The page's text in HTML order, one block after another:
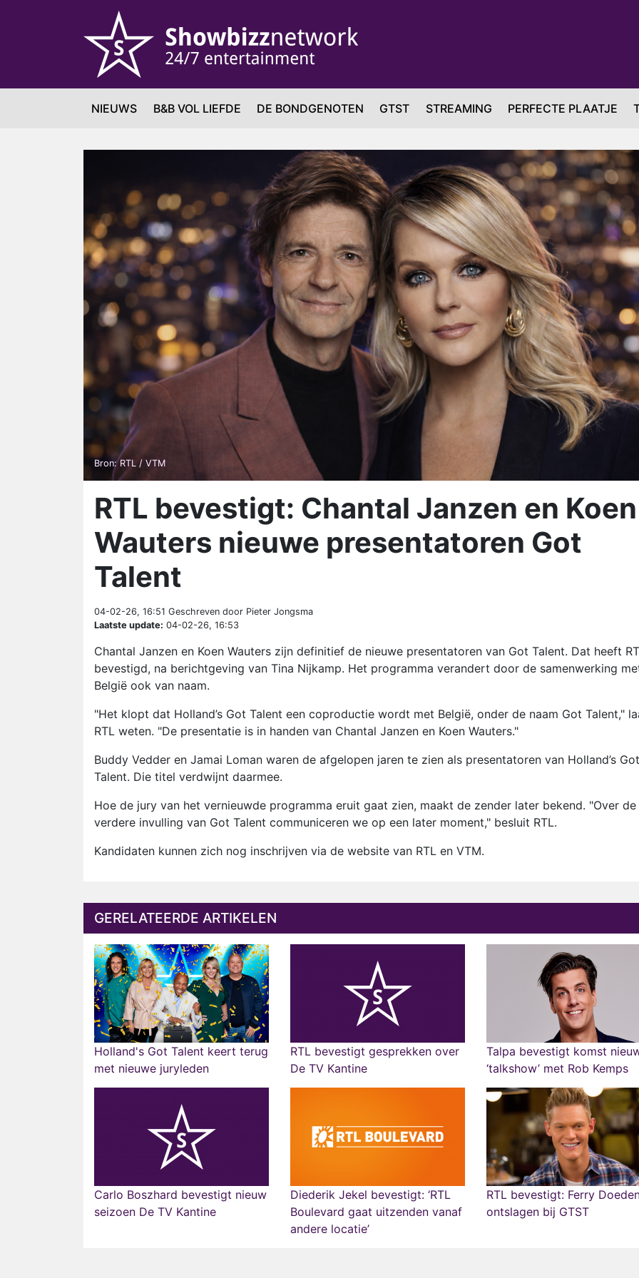
NIEUWS B&B VOL LIEFDE DE BONDGENOTEN GTST STREAMING PERFECTE PLAATJE
Bron: RTL / VTM
RTL bevestigt: Chantal Janzen en Koen
Wauters nieuwe presentatoren Got
Talent
04-02-26, 16:51 Geschreven door Pieter Jongsma
Laatste update: 04-02-26, 16:53
Chantal Janzen en Koen Wauters zijn definitief de nieuwe presentatoren van Got Talent. Dat heeft
bevestigd, na berichtgeving van Tina Nijkamp. Het programma verandert door de samenwerking
België ook van naam.
"Het klopt dat Holland’s Got Talent een coproductie wordt met België, onder de naam Got Talent,"
RTL weten. "De presentatie is in handen van Chantal Janzen en Koen Wauters."
Buddy Vedder en Jamai Loman waren de afgelopen jaren te zien als presentatoren van Holland’s Got
Talent. Die titel verdwijnt daarmee.
Hoe de jury van het vernieuwde programma eruit gaat zien, maakt de zender later bekend. "Over de
verdere invulling van Got Talent communiceren we op een later moment," besluit RTL.
Kandidaten kunnen zich nog inschrijven via de website van RTL en VTM.
GERELATEERDE ARTIKELEN
Holland's Got Talent keert terug
met nieuwe juryleden
RTL bevestigt gesprekken over
De TV Kantine
Talpa bevestigt komst
‘talkshow’ met Rob Kemps
Carlo Boszhard bevestigt nieuw
seizoen De TV Kantine
Diederik Jekel bevestigt: ‘RTL
Boulevard gaat uitzenden vanaf
andere locatie’
RTL bevestigt: Ferry
ontslagen bij GTST